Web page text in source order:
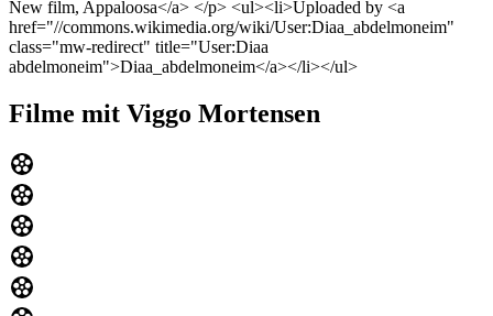
New film, Appaloosa</a> </p> <ul><li>Uploaded by <a
href="//commons.wikimedia.org/wiki/User:Diaa_abdelmoneim"
class="mw-redirect" title="User:Diaa
abdelmoneim">Diaa_abdelmoneim</a></li></ul>
Filme mit Viggo Mortensen